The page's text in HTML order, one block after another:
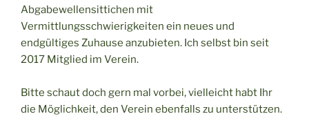
Abgabewellensittichen mit
Vermittlungsschwierigkeiten ein neues und
endgültiges Zuhause anzubieten. Ich selbst bin seit
2017 Mitglied im Verein.
Bitte schaut doch gern mal vorbei, vielleicht habt Ihr
die Möglichkeit, den Verein ebenfalls zu unterstützen.